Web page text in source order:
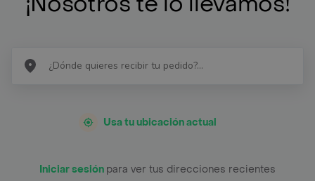
Usa tu ubicación actual
Iniciar sesión para ver tus direcciones recientes